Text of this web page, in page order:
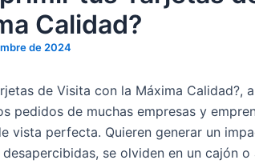
Calidad?
de 2024
de Visita con la Máxima Calidad?,
pedidos de muchas empresas y
vista perfecta. Quieren generar un
se olviden en un cajón o